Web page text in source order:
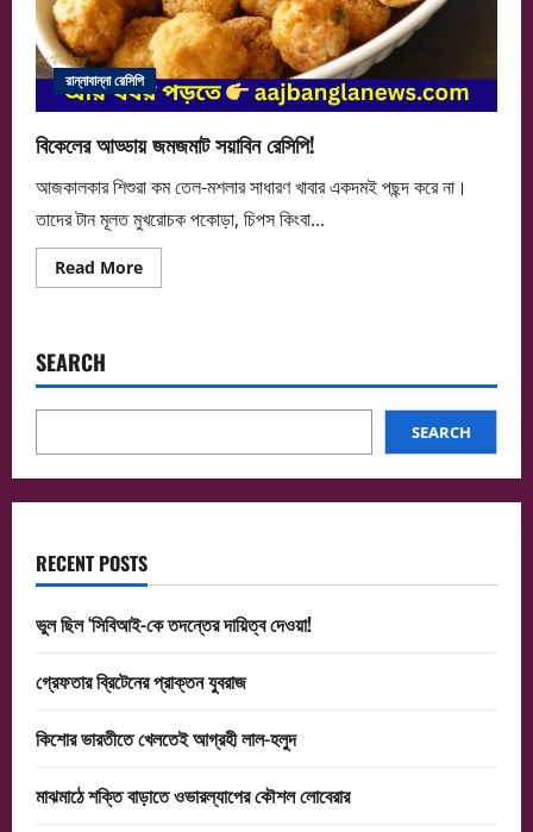
রান্নাবান্না রেসিপি
বিকেলের আড্ডায় জমজমাট সয়াবিন রেসিপি!
আজকালকার শিশুরা কম তেল-মশলার সাধারণ খাবার একদমই পছন্দ করে না।
তাদের টান মূলত মুখরোচক পকোড়া, চিপস কিংবা...
Read MoreRead
more
রেসিপি!
SEARCH
SEARCH
RECENT POSTS
ভুল ছিল ‘সিবিআই-কে তদন্তের দায়িত্ব দেওয়া!
গ্রেফতার ব্রিটেনের প্রাক্তন যুবরাজ
কিশোর ভারতীতে খেলতেই আগ্রহী লাল-হলুদ
মাঝমাঠে শক্তি বাড়াতে ওভারল্যাপের কৌশল লোবেরার